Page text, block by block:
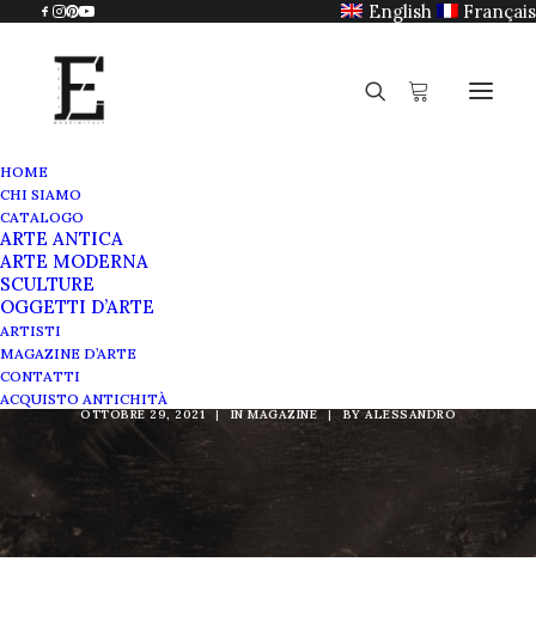
English Français
HOME
CHI SIAMO
CATALOGO
ARTE ANTICA
ARTE MODERNA
SCULTURE
OGGETTI D’ARTE
ARTISTI
MAGAZINE D’ARTE
CONTATTI
ACQUISTO ANTICHITÀ
René Lalique e l’Art
OTTOBRE 29, 2021 | INMAGAZINE | BYALESSANDRO